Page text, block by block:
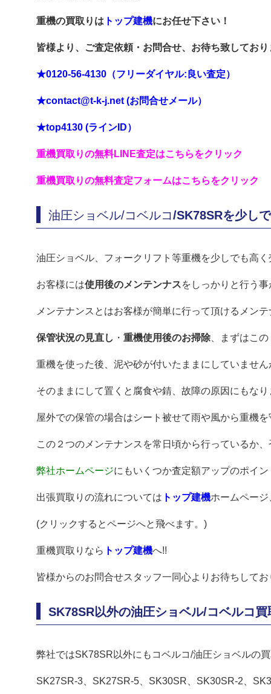
重機の買取りは トップ建機にお任せ下さい！
皆様より、ご査定依頼・お問合せ、お待ち致しており
★0120-56-4130（フリーダイヤル:良い査定）
★contact@t-k-j.net (お問合せメール）
★top4130 (ラインID）
重機買取りの無料LINE査定はこちらをクリック
重機買取りの無料査定フォームはこちらをクリック
油圧ショベル/コベルコ/SK78SRを少し
油圧ショベル、フォークリフト等重機を少しでも高
お客様には使用後のメンテンナスをしっかりと行う
メンテナンスとはお客様が簡単に行って頂けるメン
保管状況の見直し ・ 重機使用後のお掃除、まずはこ
重機を使った後、泥や砂が付いたままにしていません
そのままにして置くと腐食や錆、故障の原因にもなり
屋外での保管の場合はシート被せて雨や風から重機
この２つのメンテナンスを常日頃から行っているか
弊社ホームページにもいくつか査定額アップのポイ
出張買取りの流れについては トップ建機ホームページ
(クリックするとページへと飛べます。)
重機買取りなら トップ建機へ!!
皆様からのお問合せスタッフ一同心よりお待ちしてお
SK78SR以外の油圧ショベル/コベルコ
弊社ではSK78SR以外にもコベルコ/油圧ショベルの
SK27SR-3、SK27SR-5、SK30SR、SK30SR-2、